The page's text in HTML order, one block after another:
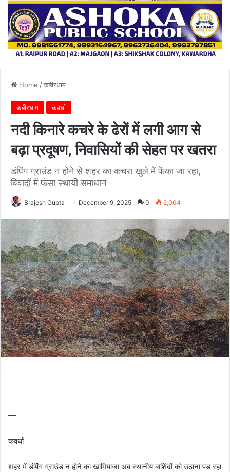
Home /कबीरधाम
कबीरधाम कवर्धा
नदी किनारे कचरे के ढेरों में लगी आग से
बढ़ा प्रदूषण, निवासियों की सेहत पर खतरा
डंपिंग ग्राउंड न होने से शहर का कचरा खुले में फेंका जा रहा,
विवादों में फंसा स्थायी समाधान
Brajesh Gupta December 9, 2025 0 2,004
—
कवर्धा
शहर में डंपिंग ग्राउंड न होने का खामियाजा अब स्थानीय बाशिंदों को उठाना पड़ रहा